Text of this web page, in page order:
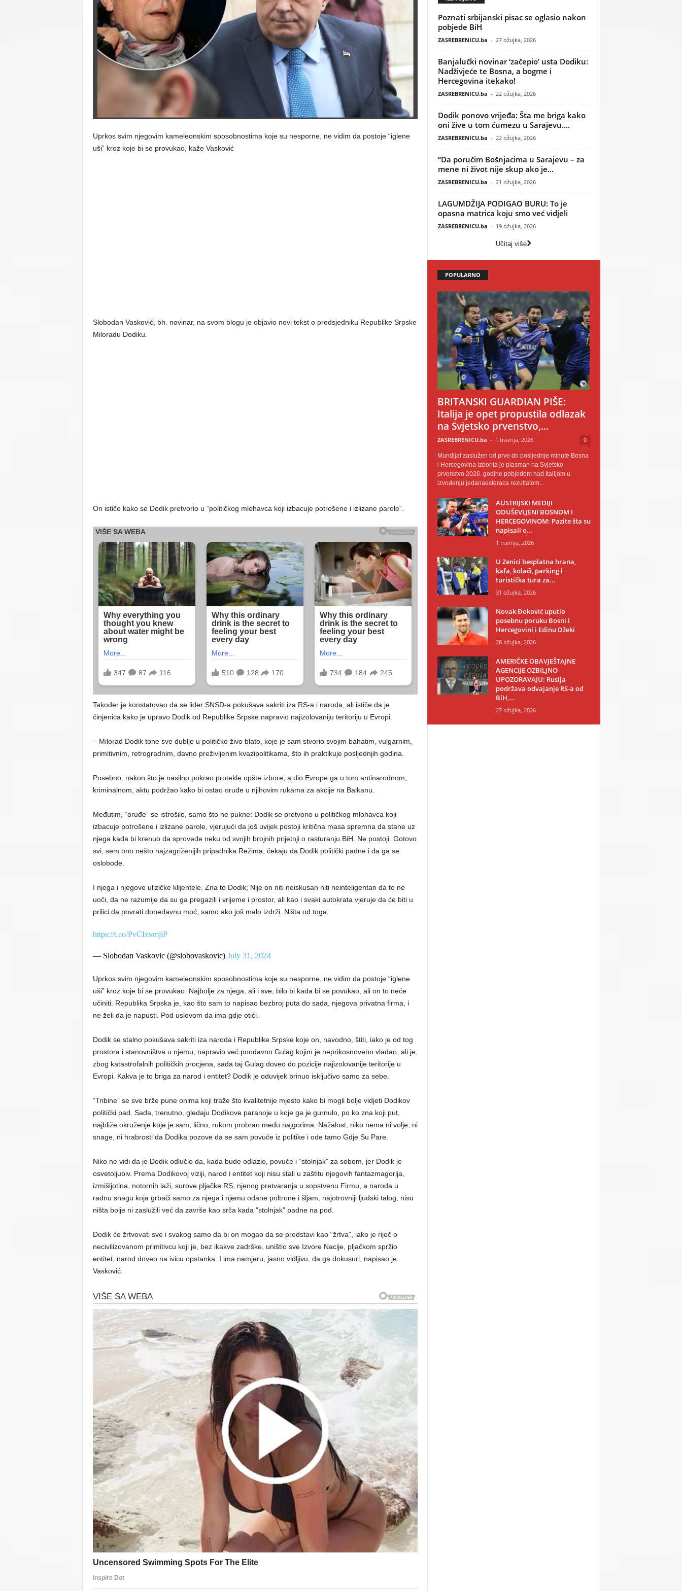
C
U
Uprkos svim njegovim kameleonskim sposobnostima koje su nesporne, ne vidim da postoje “iglene
uši” kroz koje bi se provukao, kaže Vasković
Slobodan Vasković, bh. novinar, na svom blogu je objavio novi tekst o predsjedniku Republike Srpske
Miloradu Dodiku.
On ističe kako se Dodik pretvorio u “političkog mlohavca koji izbacuje potrošene i izlizane parole”.
Također je konstatovao da se lider SNSD-a pokušava sakriti iza RS-a i naroda, ali ističe da je
činjenica kako je upravo Dodik od Republike Srpske napravio najizolovaniju teritoriju u Evropi.
– Milorad Dodik tone sve dublje u političko živo blato, koje je sam stvorio svojim bahatim, vulgarnim,
primitivnim, retrogradnim, davno preživljenim kvazipolitikama, što ih praktikuje posljednjih godina.
Posebno, nakon što je nasilno pokrao protekle opšte izbore, a dio Evrope ga u tom antinarodnom,
kriminalnom, aktu podržao kako bi ostao oruđe u njihovim rukama za akcije na Balkanu.
Međutim, “oruđe” se istrošilo, samo što ne pukne: Dodik se pretvorio u političkog mlohavca koji
izbacuje potrošene i izlizane parole, vjerujući da još uvijek postoji kritična masa spremna da stane uz
njega kada bi krenuo da sprovede neku od svojih brojnih prijetnji o rasturanju BiH. Ne postoji. Gotovo
svi, sem ono nešto najzagriženijih pripadnika Režima, čekaju da Dodik politički padne i da ga se
oslobode.
I njega i njegove ulizičke klijentele. Zna to Dodik; Nije on niti neiskusan niti neinteligentan da to ne
uoči, da ne razumije da su ga pregazili i vrijeme i prostor, ali kao i svaki autokrata vjeruje da će biti u
prilici da povrati donedavnu moć, samo ako još malo izdrži. Ništa od toga.
https://t.co/PvCIxvmjiP
— Slobodan Vaskovic (@slobovaskovic) July 31, 2024
Uprkos svim njegovim kameleonskim sposobnostima koje su nesporne, ne vidim da postoje “iglene
uši” kroz koje bi se provukao. Najbolje za njega, ali i sve, bilo bi kada bi se povukao, ali on to neće
učiniti. Republika Srpska je, kao što sam to napisao bezbroj puta do sada, njegova privatna firma, i
ne želi da je napusti. Pod uslovom da ima gdje otići.
Dodik se stalno pokušava sakriti iza naroda i Republike Srpske koje on, navodno, štiti, iako je od tog
prostora i stanovništva u njemu, napravio već poodavno Gulag kojim je neprikosnoveno vladao, ali je,
zbog katastrofalnih političkih procjena, sada taj Gulag doveo do pozicije najizolovanije teritorije u
Evropi. Kakva je to briga za narod i entitet? Dodik je oduvijek brinuo isključivo samo za sebe.
“Tribine” se sve brže pune onima koji traže što kvalitetnije mjesto kako bi mogli bolje vidjeti Dodikov
politički pad. Sada, trenutno, gledaju Dodikove paranoje u koje ga je gurnulo, po ko zna koji put,
najbliže okruženje koje je sam, lično, rukom probrao među najgorima. Nažalost, niko nema ni volje, ni
snage, ni hrabrosti da Dodika pozove da se sam povuče iz politike i ode tamo Gdje Su Pare.
Niko ne vidi da je Dodik odlučio da, kada bude odlazio, povuče i “stolnjak” za sobom, jer Dodik je
osvetoljubiv. Prema Dodikovoj viziji, narod i entitet koji nisu stali u zaštitu njegovih fantazmagorija,
izmišljotina, notornih laži, surove pljačke RS, njenog pretvaranja u sopstvenu Firmu, a naroda u
radnu snagu koja grbači samo za njega i njemu odane poltrone i šljam, najotrovniji ljudski talog, nisu
ništa bolje ni zaslužili već da završe kao srča kada “stolnjak” padne na pod.
Dodik će žrtvovati sve i svakog samo da bi on mogao da se predstavi kao “žrtva”, iako je riječ o
necivilizovanom primitivcu koji je, bez ikakve zadrške, uništio sve Izvore Nacije, pljačkom spržio
entitet, narod doveo na ivicu opstanka. I ima namjeru, jasno vidljivu, da ga dokusuri, napisao je
Vasković.
Poznati srbijanski pisac se oglasio nakon
pobjede BiH
ZASREBRENICU.ba - 27 ožujka, 2026
Banjalučki novinar ‘začepio’ usta Dodiku:
Nadživjeće te Bosna, a bogme i
Hercegovina itekako!
ZASREBRENICU.ba - 22 ožujka, 2026
Dodik ponovo vrijeđa: Šta me briga kako
oni žive u tom ćumezu u Sarajevu....
ZASREBRENICU.ba - 22 ožujka, 2026
“Da poručim Bošnjacima u Sarajevu – za
mene ni život nije skup ako je...
ZASREBRENICU.ba - 21 ožujka, 2026
LAGUMDŽIJA PODIGAO BURU: To je
opasna matrica koju smo već vidjeli
ZASREBRENICU.ba - 19 ožujka, 2026
Učitaj više
POPULARNO
BRITANSKI GUARDIAN PIŠE:
Italija je opet propustila odlazak
na Svjetsko prvenstvo,...
ZASREBRENICU.ba - 1 travnja, 2026 0
Mundijal zaslužen od prve do posljednje minute Bosna
i Hercegovina izborila je plasman na Svjetsko
prvenstvo 2026. godine pobjedom nad Italijom u
izvođenju jedanaesteraca rezultatom...
AUSTRIJSKI MEDIJI
ODUŠEVLJENI BOSNOM I
HERCEGOVINOM: Pazite šta su
napisali o...
1 travnja, 2026
U Zenici besplatna hrana,
kafa, kolači, parking i
turistička tura za...
31 ožujka, 2026
Novak Đoković uputio
posebnu poruku Bosni i
Hercegovini i Edinu Džeki
28 ožujka, 2026
AMERIČKE OBAVJEŠTAJNE
AGENCIJE OZBILJNO
UPOZORAVAJU: Rusija
podržava odvajanje RS-a od
BiH,...
27 ožujka, 2026